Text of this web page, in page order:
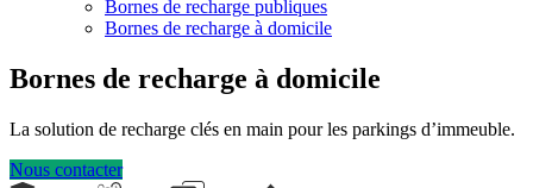
Bornes de recharge publiques
Bornes de recharge à domicile
Bornes de recharge à domicile
La solution de recharge clés en main pour les parkings d’immeuble.
Nous contacter